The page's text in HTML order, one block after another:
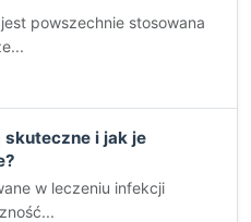
powszechnie stosowana
i jak je
w leczeniu infekcji